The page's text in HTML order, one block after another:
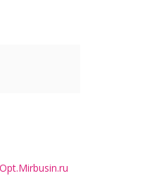
Opt.Mirbusin.ru